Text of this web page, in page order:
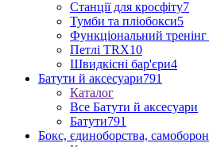
Станції для кросфіту7
Тумби та пліобокси5
Функціональний тренінг
Петлі TRX10
Швидкісні бар'єри4
Батути й аксесуари791
Каталог
Все Батути й аксесуари
Батути791
Бокс, єдиноборства,